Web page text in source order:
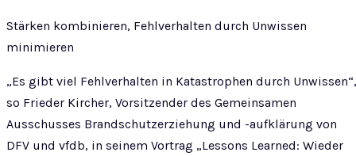
Stärken kombinieren, Fehlverhalten durch Unwissen
minimieren
„Es gibt viel Fehlverhalten in Katastrophen durch Unwissen“,
so Frieder Kircher, Vorsitzender des Gemeinsamen
Ausschusses Brandschutzerziehung und -aufklärung von
DFV und vfdb, in seinem Vortrag „Lessons Learned: Wieder